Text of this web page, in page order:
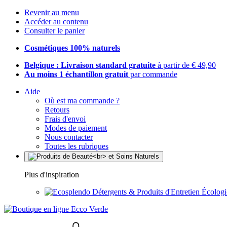
Revenir au menu
Accéder au contenu
Consulter le panier
Cosmétiques 100% naturels
Belgique : Livraison standard gratuite à partir de € 49,90
Au moins 1 échantillon gratuit par commande
Aide
Où est ma commande ?
Retours
Frais d'envoi
Modes de paiement
Nous contacter
Toutes les rubriques
Plus d'inspiration
Détergents & Produits d'Entretien